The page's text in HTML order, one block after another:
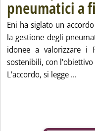
pneumatici a
Eni ha siglato un
la gestione degli
idonee a valorizzare i
sostenibili, con
L'accordo, si legge ...